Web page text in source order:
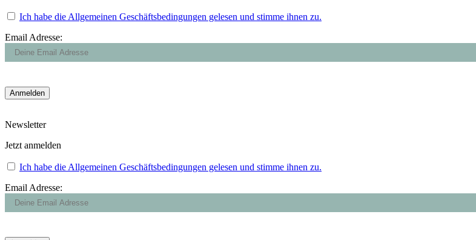
Ich habe die Allgemeinen Geschäftsbedingungen gelesen und stimme ihnen zu.
Email Adresse:
Newsletter
Jetzt anmelden
Ich habe die Allgemeinen Geschäftsbedingungen gelesen und stimme ihnen zu.
Email Adresse: